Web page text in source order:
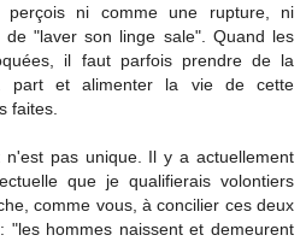
ni comme une rupture, ni
de "laver son linge sale". Quand les
il faut parfois prendre de la
part et alimenter la vie de cette
faites.
n'est pas unique. Il y a actuellement
que je qualifierais volontiers
comme vous, à concilier ces deux
"les hommes naissent et demeurent